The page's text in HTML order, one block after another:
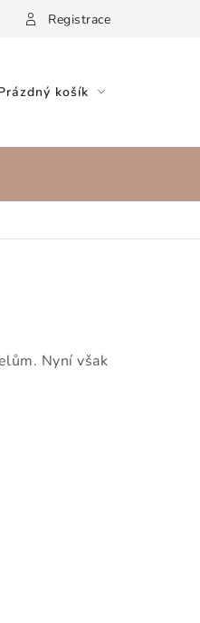
Registrace
košík
Nyní však